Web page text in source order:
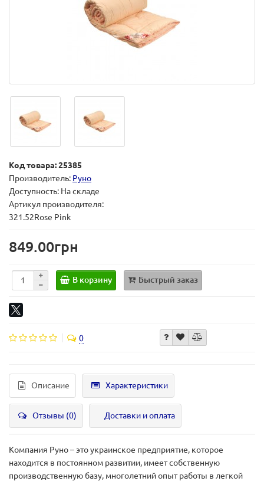
Код товара: 25385
Производитель: Руно
Доступность: На складе
Артикул производителя:
321.52Rose Pink
849.00грн
В корзину Быстрый заказ
0
Описание Характеристики
Отзывы (0) Доставки и оплата
Компания Руно – это украинское предприятие, которое
находится в постоянном развитии, имеет собственную
производственную базу, многолетний опыт работы в легкой